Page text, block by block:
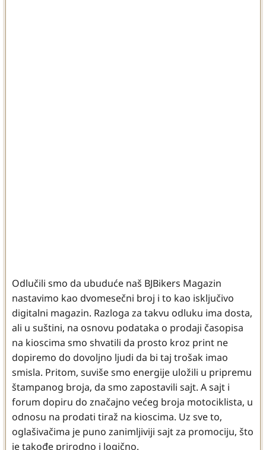
Odlučili smo da ubuduće naš BJBikers Magazin
nastavimo kao dvomesečni broj i to kao isključivo
digitalni magazin. Razloga za takvu odluku ima dosta,
ali u suštini, na osnovu podataka o prodaji časopisa
na kioscima smo shvatili da prosto kroz print ne
dopiremo do dovoljno ljudi da bi taj trošak imao
smisla. Pritom, suviše smo energije uložili u pripremu
štampanog broja, da smo zapostavili sajt. A sajt i
forum dopiru do značajno većeg broja motociklista, u
odnosu na prodati tiraž na kioscima. Uz sve to,
oglašivačima je puno zanimljiviji sajt za promociju, što
je takođe prirodno i logično.